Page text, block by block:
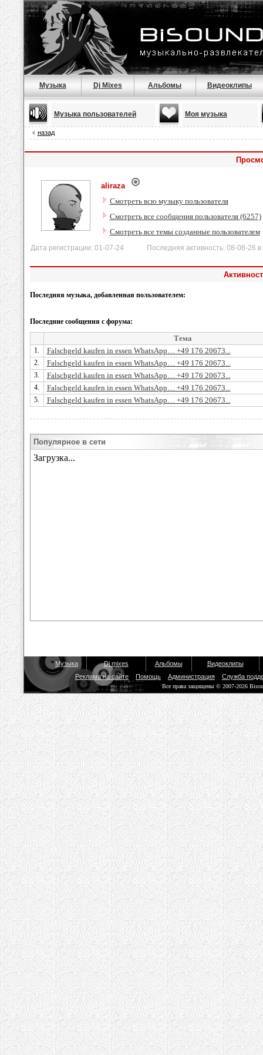
Музыка Dj Mixes Альбомы Видеоклипы
Музыка пользователей Моя музыка
назад
aliraza
Смотреть всю музыку пользователя
Смотреть все сообщения пользователя (6257)
Смотреть все темы созданные пользователем
Дата регистрации: 01-07-24 Последняя активность: 08-08-26 в
Последняя музыка, добавленная пользователем:
Последние сообщения с форума:
Тема
1. Falschgeld kaufen in essen WhatsApp… +49 176 20673...
2. Falschgeld kaufen in essen WhatsApp… +49 176 20673...
3. Falschgeld kaufen in essen WhatsApp… +49 176 20673...
4. Falschgeld kaufen in essen WhatsApp… +49 176 20673...
5. Falschgeld kaufen in essen WhatsApp… +49 176 20673...
Популярное в сети
Музыка Dj mixes Альбомы
Видеоклипы
Реклама на сайте
Помощь Администрация Служба
Все права защищены © 2007-2026